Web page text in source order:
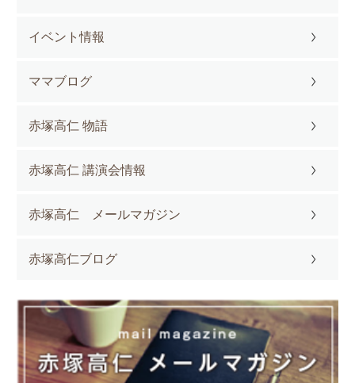
イベント情報
ママブログ
赤塚高仁 物語
赤塚高仁 講演会情報
赤塚高仁 メールマガジン
赤塚高仁ブログ